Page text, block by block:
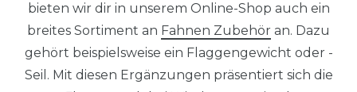
bieten wir dir in unserem Online-Shop auch ein
breites Sortiment an Fahnen Zubehör an. Dazu
gehört beispielsweise ein Flaggengewicht oder -
Seil. Mit diesen Ergänzungen präsentiert sich die